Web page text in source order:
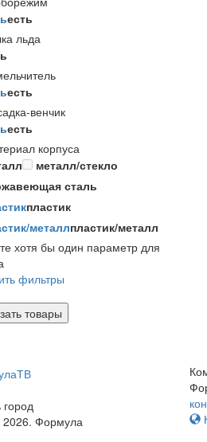
есть
льда
есть
венчик
есть
корпуса
металл/стекло
сталь
пластик
металлпластик/металл
хотя бы один параметр для
фильтры
Формула